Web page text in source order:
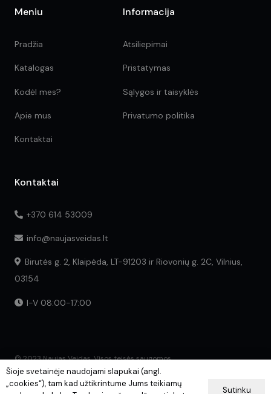
Meniu
Pradžia
Katalogas
Kodėl mes?
Apie mus
Kontaktai
Informacija
Atsiliepimai
Pristatymas
Sąlygos ir taisyklės
Privatumo politika
Kontaktai
+370 614 53009
info@naujasveidas.lt
Birutės g. 2, Klaipėda, LT-91203 ir Riovonių g. 2C, Vilnius,
03154
I-V 08:00-17:00
© 2023 Naujas Veidas. Visos teisės saugomos.
Šioje svetainėje naudojami slapukai (angl.
„cookies“), tam kad užtikrintume Jums teikiamų
Sutinku